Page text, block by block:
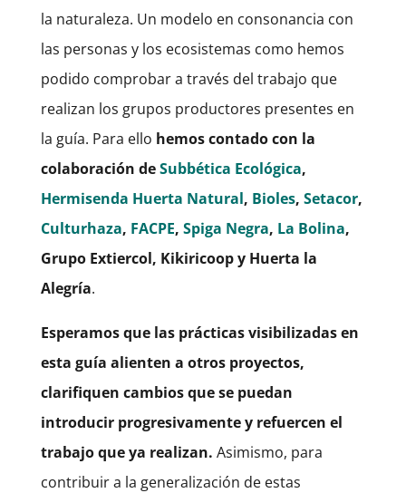
la naturaleza. Un modelo en consonancia con
las personas y los ecosistemas como hemos
podido comprobar a través del trabajo que
realizan los grupos productores presentes en
la guía. Para ello hemos contado con la
colaboración deSubbética Ecológica,
Hermisenda Huerta Natural, Bioles, Setacor,
Culturhaza, FACPE, Spiga Negra, La Bolina,
Grupo Extiercol, Kikiricoop y Huerta la
Alegría.
Esperamos que las prácticas visibilizadas en
esta guía alienten a otros proyectos,
clarifiquen cambios que se puedan
introducir progresivamente y refuercen el
trabajo que ya realizan. Asimismo, para
contribuir a la generalización de estas